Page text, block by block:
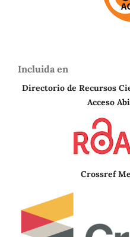
Incluida en
Directorio de Recursos
Acceso
Crossref